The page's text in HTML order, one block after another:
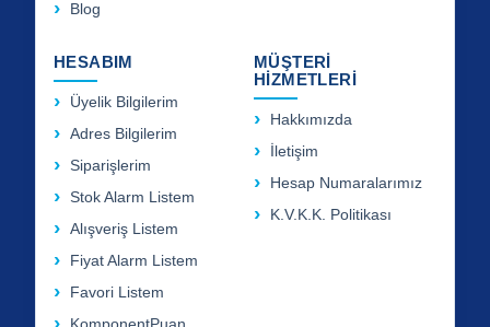
Blog
HESABIM
Üyelik Bilgilerim
Adres Bilgilerim
Siparişlerim
Stok Alarm Listem
Alışveriş Listem
Fiyat Alarm Listem
Favori Listem
MÜŞTERİ
HİZMETLERİ
Hakkımızda
İletişim
Hesap Numaralarımız
K.V.K.K. Politikası